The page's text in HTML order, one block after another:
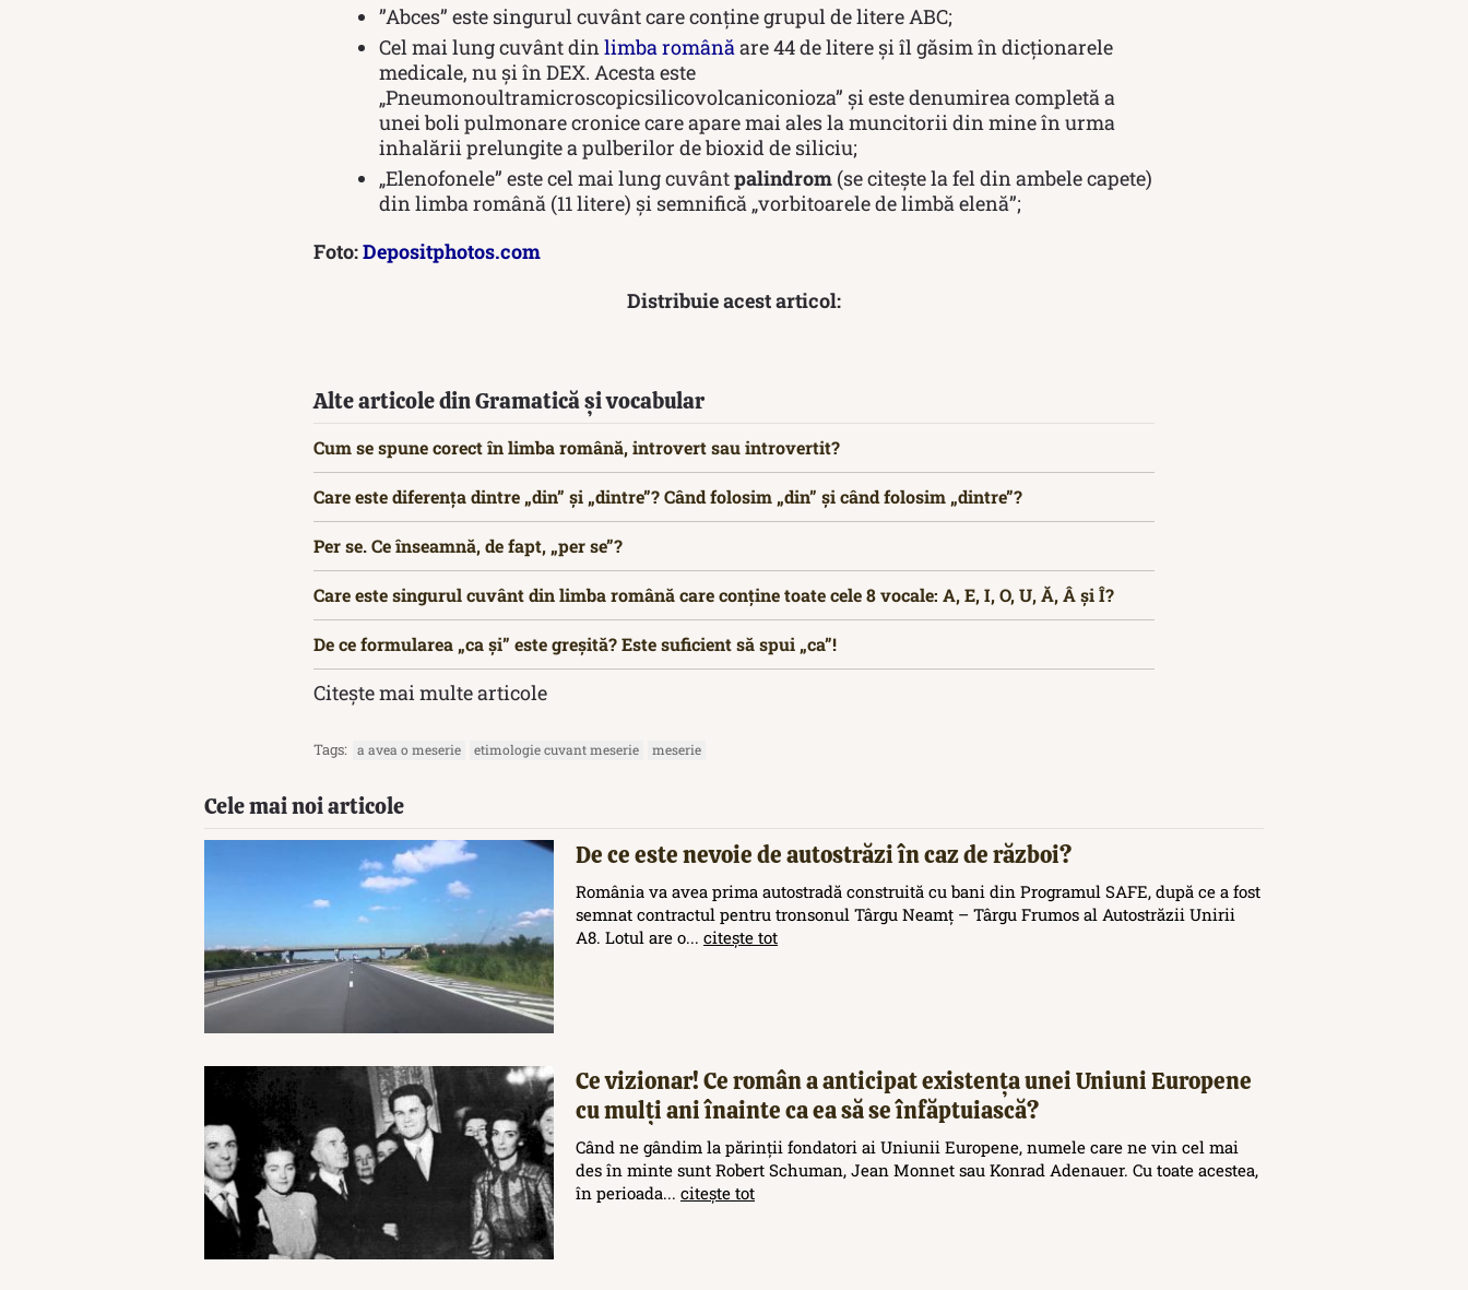
”Abces” este singurul cuvânt care conţine grupul de litere ABC;
Cel mai lung cuvânt dinlimba românăare 44 de litere şi îl găsim în dicţionarele
medicale, nu şi în DEX. Acesta este
„Pneumonoultramicroscopicsilicovolcaniconioza” și este denumirea completă a
unei boli pulmonare cronice care apare mai ales la muncitorii din mine în urma
inhalării prelungite a pulberilor de bioxid de siliciu;
„Elenofonele” este cel mai lung cuvântpalindrom (se citește la fel din ambele capete)
din limba română (11 litere) și semnifică „vorbitoarele de limbă elenă”;
Foto:Depositphotos.com
Distribuie acest articol:
Alte articole din Gramatică și vocabular
Cum se spune corect în limba română, introvert sau introvertit?
Care este diferența dintre „din” și „dintre”? Când folosim „din” și când folosim „dintre”?
Per se. Ce înseamnă, de fapt, „per se”?
Care este singurul cuvânt din limba română care conține toate cele 8 vocale: A, E, I, O, U, Ă, Â și Î?
De ce formularea „ca și” este greșită? Este suficient să spui „ca”!
Citește mai multe articole
Tags: a avea o meserie etimologie cuvant meserie meserie
Cele mai noi articole
De ce este nevoie de autostrăzi în caz de război?
România va avea prima autostradă construită cu bani din Programul SAFE, după ce a fost
semnat contractul pentru tronsonul Târgu Neamț – Târgu Frumos al Autostrăzii Unirii
A8. Lotul are o... citește tot
Ce vizionar! Ce român a anticipat existența unei Uniuni Europene
cu mulți ani înainte ca ea să se înfăptuiască?
Când ne gândim la părinții fondatori ai Uniunii Europene, numele care ne vin cel mai
des în minte sunt Robert Schuman, Jean Monnet sau Konrad Adenauer. Cu toate acestea,
în perioada... citește tot